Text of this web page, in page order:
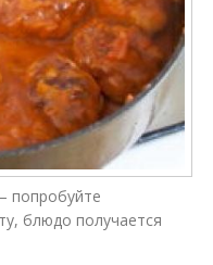
попробуйте
блюдо получается